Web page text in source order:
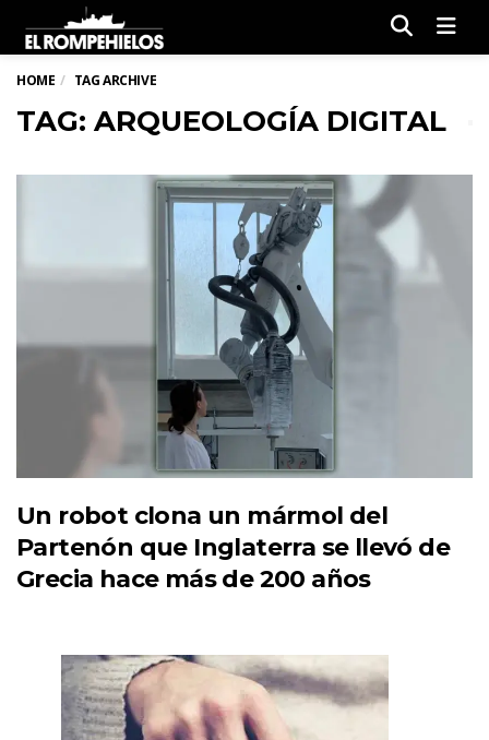
HOME TAG ARCHIVE
TAG: ARQUEOLOGÍA DIGITAL
Un robot clona un mármol del
Partenón que Inglaterra se llevó de
Grecia hace más de 200 años